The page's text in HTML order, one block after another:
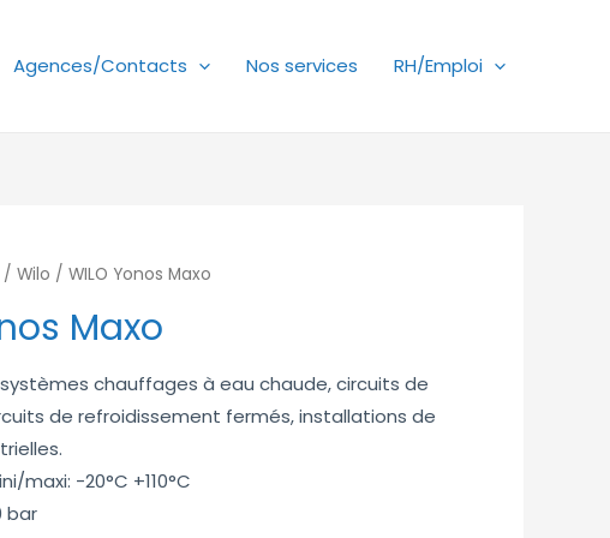
Agences/Contacts Nos services RH/Emploi
/Wilo / WILO Yonos Maxo
Maxo
chauffages à eau chaude, circuits de
de refroidissement fermés, installations de
maxi: -20°C +110°C
bar